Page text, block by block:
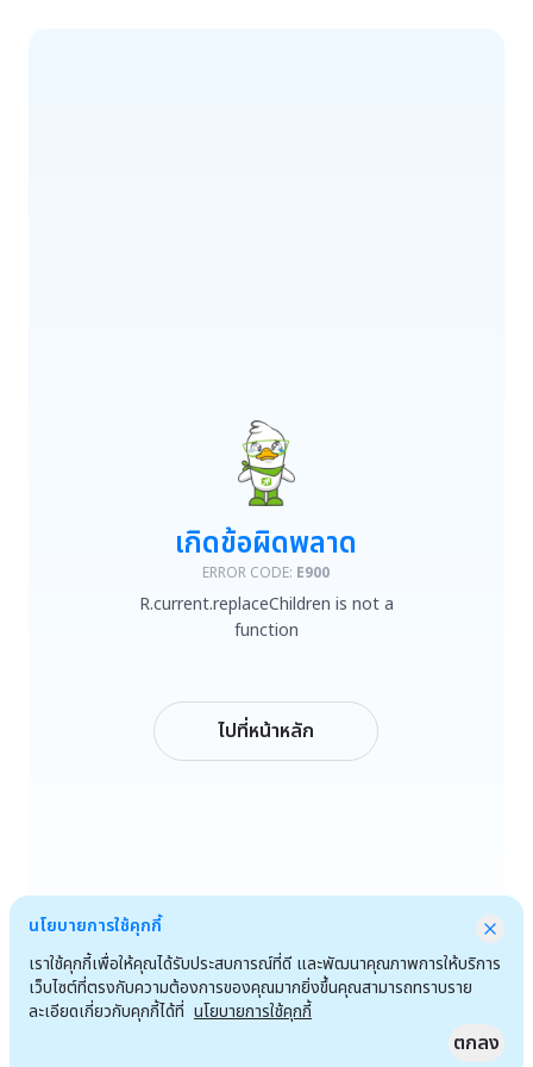
R.current.replaceChildren is not a function
เกิดข้อผิดพลาด
ERROR CODE: E900
R.current.replaceChildren is not a
function
ไปที่หน้าหลัก
นโยบายการใช้คุกกี้
เราใช้คุกกี้เพื่อให้คุณได้รับประสบการณ์ที่ดี และพัฒนาคุณภาพการให้บริการ
เว็บไซต์ที่ตรงกับความต้องการของคุณมากยิ่งขึ้นคุณสามารถทราบราย
ละเอียดเกี่ยวกับคุกกี้ได้ที่ นโยบายการใช้คุกกี้
ตกลง